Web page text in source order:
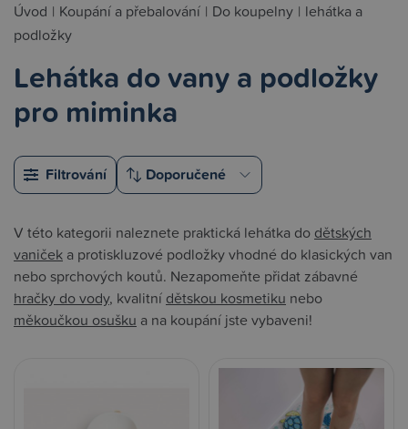
Úvod | Koupání a přebalování | Do koupelny | lehátka a
podložky
Lehátka do vany a podložky
pro miminka
Filtrování
V této kategorii naleznete praktická lehátka do dětských
vaniček a protiskluzové podložky vhodné do klasických van
nebo sprchových koutů. Nezapomeňte přidat zábavné
hračky do vody, kvalitní dětskou kosmetiku nebo
měkoučkou osušku a na koupání jste vybaveni!